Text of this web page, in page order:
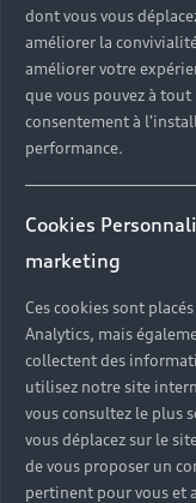
dont vous vous
améliorer la
améliorer votre
que vous pouvez à
consentement à
performance.
Cookies
marketing
Ces cookies sont
Analytics, mais
collectent des
utilisez notre site
vous consultez le plus
vous déplacez sur le
de vous proposer un
pertinent pour vous et